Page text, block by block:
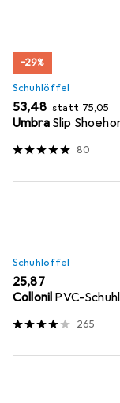
−29%
Schuhlöffel
EUR
53,48 statt EUR
75,05
Umbra Slip
80
Schuhlöffel
EUR
25,87
Collonil PVC-
265